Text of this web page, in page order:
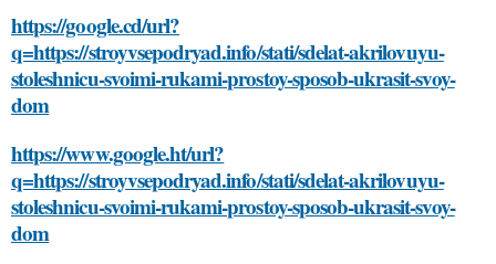
https://google.cd/url?
q=https://stroyvsepodryad.info/stati/sdelat-akrilovuyu-
stoleshnicu-svoimi-rukami-prostoy-sposob-ukrasit-svoy-
dom
https://www.google.ht/url?
q=https://stroyvsepodryad.info/stati/sdelat-akrilovuyu-
stoleshnicu-svoimi-rukami-prostoy-sposob-ukrasit-svoy-
dom